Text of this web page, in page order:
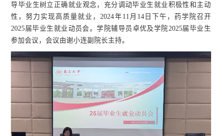
导毕业生树立正确就业观念，充分调动毕业生就业积极性和主动
性，努力实现高质量就业，2024年11月14日下午，药学院召开
2025届毕业生就业动员会。学院辅导员卓优及学院2025届毕业生
参加会议，会议由谢小连副院长主持。